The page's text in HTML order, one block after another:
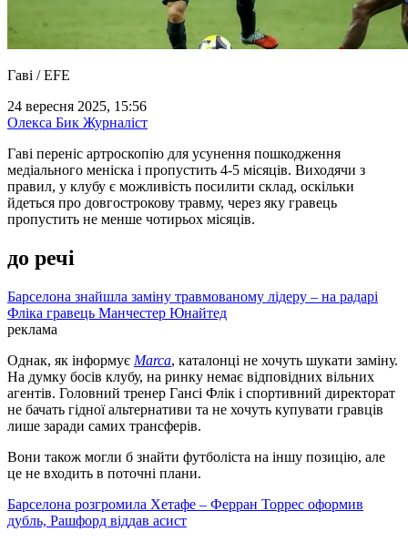
Гаві / EFE
24 вересня 2025, 15:56
Олекса Бик Журналіст
Гаві переніс артроскопію для усунення пошкодження
медіального меніска і пропустить 4-5 місяців. Виходячи з
правил, у клубу є можливість посилити склад, оскільки
йдеться про довгострокову травму, через яку гравець
пропустить не менше чотирьох місяців.
до речі
Барселона знайшла заміну травмованому лідеру – на радарі
Фліка гравець Манчестер Юнайтед
реклама
Однак, як інформує Marca, каталонці не хочуть шукати заміну.
На думку босів клубу, на ринку немає відповідних вільних
агентів. Головний тренер Гансі Флік і спортивний директорат
не бачать гідної альтернативи та не хочуть купувати гравців
лише заради самих трансферів.
Вони також могли б знайти футболіста на іншу позицію, але
це не входить в поточні плани.
Барселона розгромила Хетафе – Ферран Торрес оформив
дубль, Рашфорд віддав асист